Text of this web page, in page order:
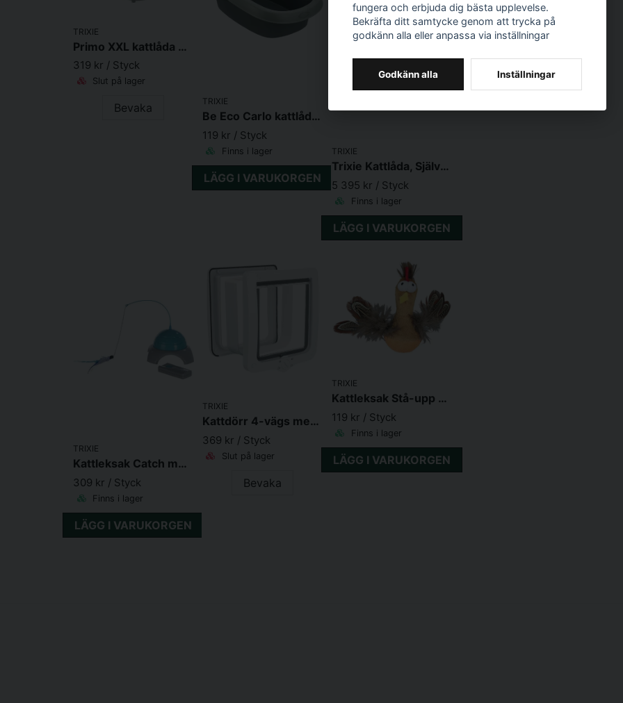
TRIXIE
Primo XXL kattlåda med kant, 56x25x71 cm, grå/vit
319 kr / Styck
Slut på lager
Bevaka
TRIXIE
Be Eco Carlo kattlåda, med kant
119 kr / Styck
Finns i lager
LÄGG I VARUKORGEN
TRIXIE
Trixie Kattlåda, Självrengörande
5 395 kr / Styck
Finns i lager
LÄGG I VARUKORGEN
TRIXIE
Kattleksak Catch me inkl. fjärrkontroll
309 kr / Styck
Finns i lager
LÄGG I VARUKORGEN
TRIXIE
Kattdörr 4-vägs med tunnel XXL: 24 x 28 cm vit
369 kr / Styck
Slut på lager
Bevaka
TRIXIE
Kattleksak Stå-upp Kyckling med microchipljud 10 cm
119 kr / Styck
Finns i lager
LÄGG I VARUKORGEN
fungera och erbjuda dig bästa upplevelse.
Bekräfta ditt samtycke genom att trycka på
godkänn alla eller anpassa via inställningar
Godkänn alla Inställningar